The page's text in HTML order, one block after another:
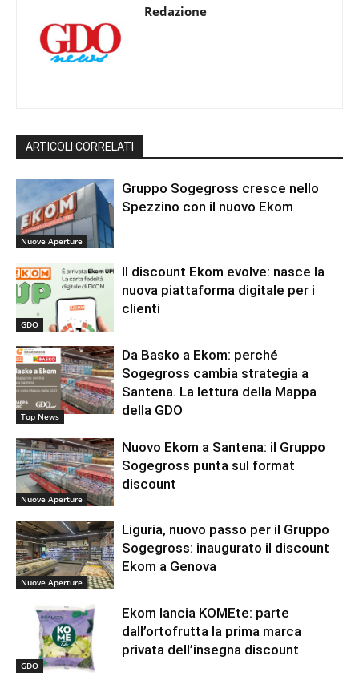
Redazione
ARTICOLI CORRELATI
Nuove Aperture
Gruppo Sogegross cresce nello
Spezzino con il nuovo Ekom
GDO
Il discount Ekom evolve: nasce la
nuova piattaforma digitale per i
clienti
Top News
Da Basko a Ekom: perché
Sogegross cambia strategia a
Santena. La lettura della Mappa
della GDO
Nuove Aperture
Nuovo Ekom a Santena: il Gruppo
Sogegross punta sul format
discount
Nuove Aperture
Liguria, nuovo passo per il Gruppo
Sogegross: inaugurato il discount
Ekom a Genova
GDO
Ekom lancia KOMEte: parte
dall’ortofrutta la prima marca
privata dell’insegna discount